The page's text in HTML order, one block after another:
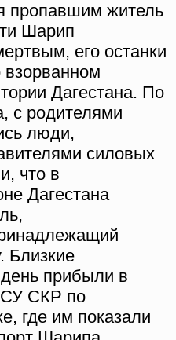
пропавшим житель
Шарип
его останки
Дагестана. По
с родителями
люди,
силовых
что в
Дагестана
Близкие
прибыли в
СУ СКР по
где им показали